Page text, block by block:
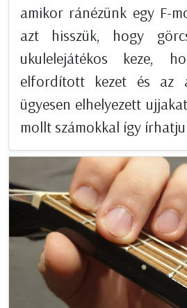
amikor ránézünk egy F-
azt hisszük, hogy
ukulelejátékos keze,
elfordított kezet és az
ügyesen elhelyezett
mollt számokkal így